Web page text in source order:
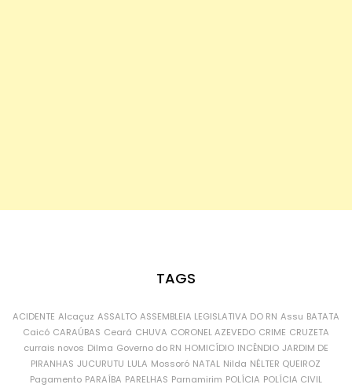
TAGS
ACIDENTE Alcaçuz ASSALTO ASSEMBLEIA LEGISLATIVA DO RN Assu BATATA
Caicó CARAÚBAS Ceará CHUVA CORONEL AZEVEDO CRIME CRUZETA
currais novos Dilma Governo do RN HOMICÍDIO INCÊNDIO JARDIM DE
PIRANHAS JUCURUTU LULA Mossoró NATAL Nilda NÉLTER QUEIROZ
Pagamento PARAÍBA PARELHAS Parnamirim POLÍCIA POLÍCIA CIVIL